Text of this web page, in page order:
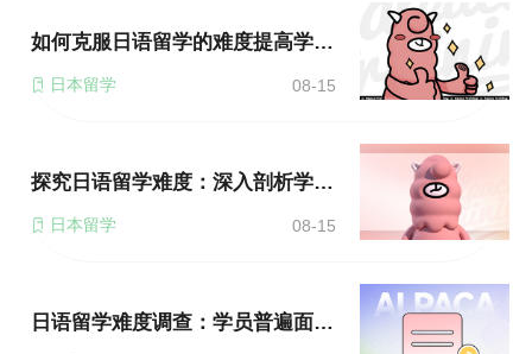
如何克服日语留学的难度提高学习效率？
日本留学 08-15
探究日语留学难度：深入剖析学习障碍
日本留学 08-15
日语留学难度调查：学员普遍面临的困难是什么？